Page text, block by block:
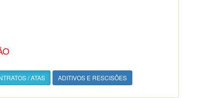
/ ATAS ADITIVOS E RESCISÕES